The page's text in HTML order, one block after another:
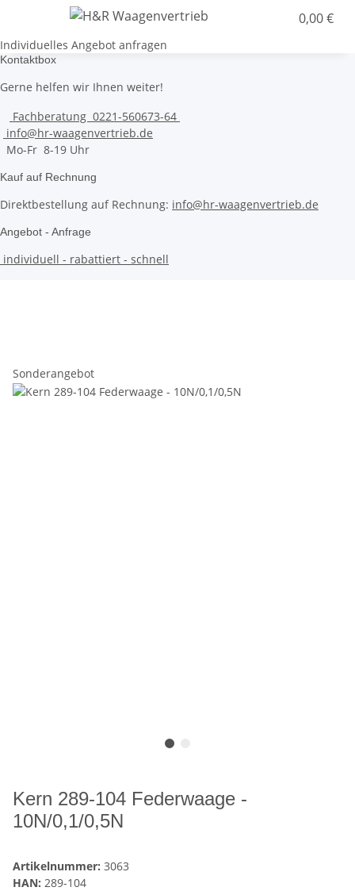
0,00 €
Individuelles Angebot anfragen
Kontaktbox
Gerne helfen wir Ihnen weiter!
Fachberatung 0221-560673-64
info@hr-waagenvertrieb.de
Mo-Fr 8-19 Uhr
Kauf auf Rechnung
Direktbestellung auf Rechnung: info@hr-waagenvertrieb.de
Angebot - Anfrage
individuell - rabattiert - schnell
Sonderangebot
Kern 289-104 Federwaage -
10N/0,1/0,5N
Artikelnummer: 3063
HAN: 289-104